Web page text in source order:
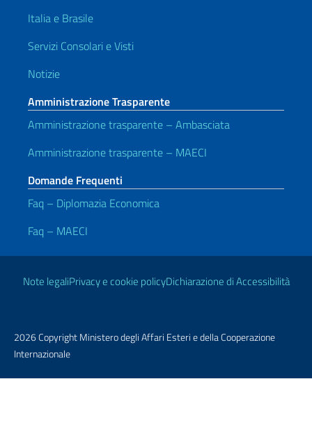
Italia e Brasile
Servizi Consolari e Visti
Notizie
Amministrazione Trasparente
Amministrazione trasparente – Ambasciata
Amministrazione trasparente – MAECI
Domande Frequenti
Faq – Diplomazia Economica
Faq – MAECI
Link Utili
Note legaliPrivacy e cookie policyDichiarazione di Accessibilità
2026 Copyright Ministero degli Affari Esteri e della Cooperazione
Internazionale